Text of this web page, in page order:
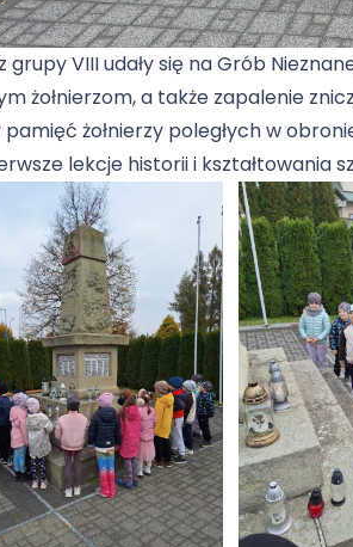
grupy VIII udały się na Grób
żołnierzom, a także zapalenie
pamięć żołnierzy poległych w
lekcje historii i kształtowania